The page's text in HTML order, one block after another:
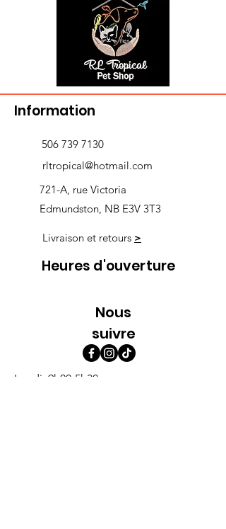
Information
506 739 7130
rltropical@hotmail.com
721-A, rue Victoria
Edmundston, NB E3V 3T3
Livraison et retours >
Heures d'ouverture
Nous
suivre
Lundi 9h00-5h30